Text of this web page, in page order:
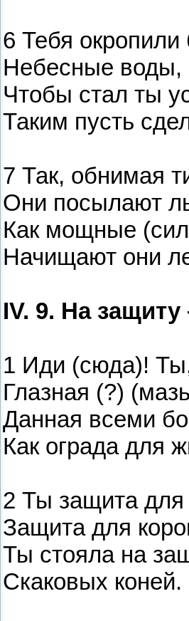
6 Тебя окропили
Небесные воды,
Чтобы стал ты
Таким пусть
7 Так, обнимая
Они посылают
Как мощные
Начищают они
IV. 9. На
1 Иди (сюда)!
Глазная (?)
Данная всеми
Как ограда для
2 Ты защита
Защита для
Ты стояла на
Скаковых коней.